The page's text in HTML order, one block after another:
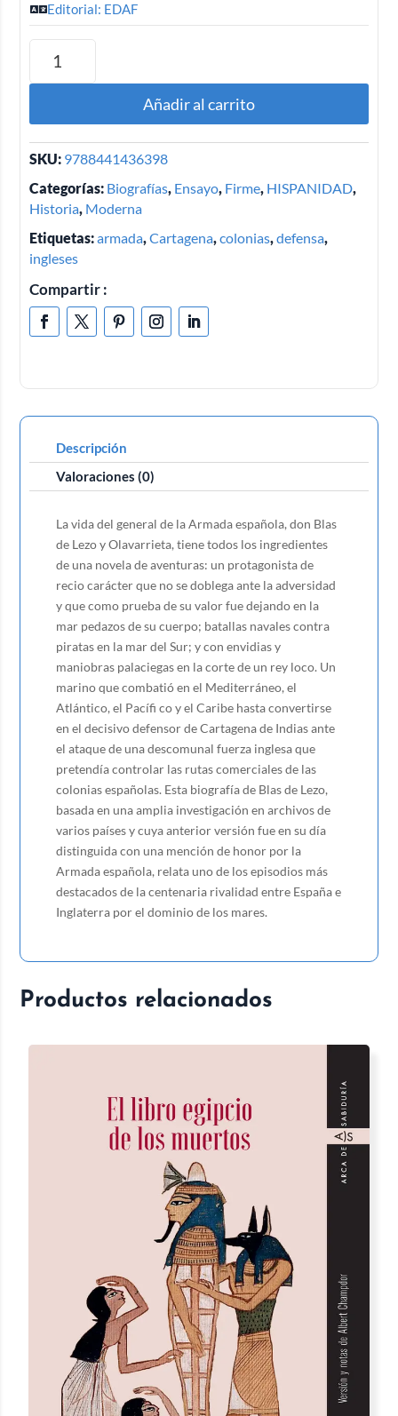
Editorial: EDAF
Añadir al carrito
SKU: 9788441436398
Categorías: Biografías, Ensayo, Firme, HISPANIDAD,
Historia, Moderna
Etiquetas:armada,Cartagena,colonias,defensa,
ingleses
Compartir :
Descripción
Valoraciones (0)
La vida del general de la Armada española, don Blas
de Lezo y Olavarrieta, tiene todos los ingredientes
de una novela de aventuras: un protagonista de
recio carácter que no se doblega ante la adversidad
y que como prueba de su valor fue dejando en la
mar pedazos de su cuerpo; batallas navales contra
piratas en la mar del Sur; y con envidias y
maniobras palaciegas en la corte de un rey loco. Un
marino que combatió en el Mediterráneo, el
Atlántico, el Pacífi co y el Caribe hasta convertirse
en el decisivo defensor de Cartagena de Indias ante
el ataque de una descomunal fuerza inglesa que
pretendía controlar las rutas comerciales de las
colonias españolas. Esta biografía de Blas de Lezo,
basada en una amplia investigación en archivos de
varios países y cuya anterior versión fue en su día
distinguida con una mención de honor por la
Armada española, relata uno de los episodios más
destacados de la centenaria rivalidad entre España e
Inglaterra por el dominio de los mares.
Productos relacionados